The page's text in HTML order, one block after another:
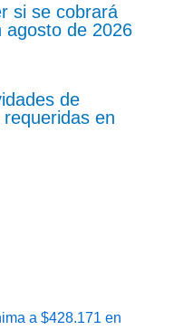
si se cobrará
agosto de 2026
de
en
a $428.171 en